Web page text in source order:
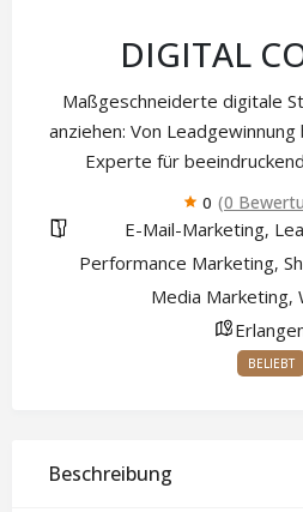
DIGITAL
Maßgeschneiderte digitale
anziehen: Von Leadgewinnung
Experte für
0 (0
E-Mail-Marketing,
Performance Marketing,
Media Marketing,
BELIEBT
Beschreibung